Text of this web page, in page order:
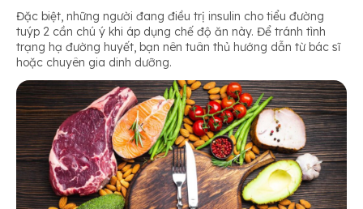
Đặc biệt, những người đang điều trị insulin cho tiểu đường
tuýp 2 cần chú ý khi áp dụng chế độ ăn này. Để tránh tình
trạng hạ đường huyết, bạn nên tuân thủ hướng dẫn từ bác sĩ
hoặc chuyên gia dinh dưỡng.